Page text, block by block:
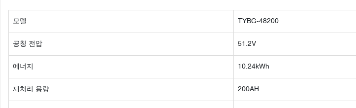
모델 TYBG-48200
공칭 전압 51.2V
에너지 10.24kWh
재처리 용량 200AH